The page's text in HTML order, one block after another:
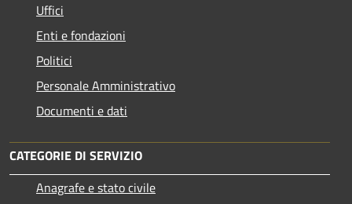
Uffici
Enti e fondazioni
Politici
Personale Amministrativo
Documenti e dati
CATEGORIE DI SERVIZIO
Anagrafe e stato civile